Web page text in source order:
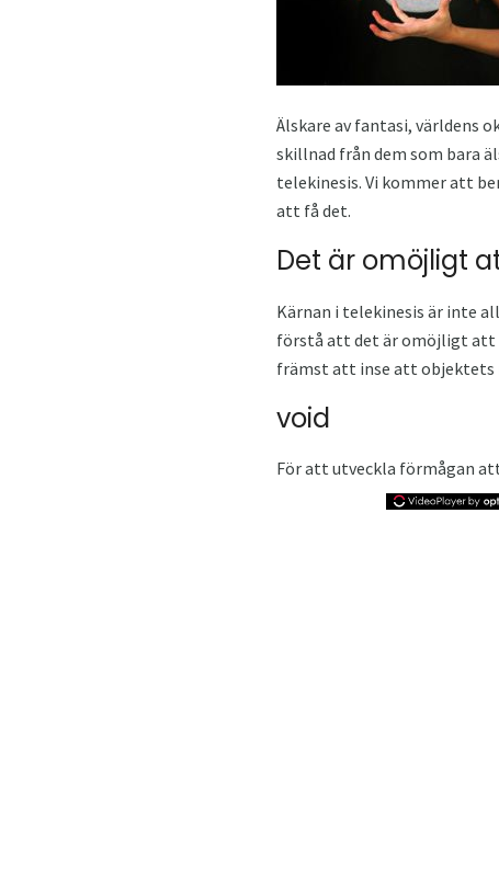
Älskare av fantasi, världens
skillnad från dem som bara
telekinesis. Vi kommer att
att få det.
Det är omöjligt
Kärnan i telekinesis är inte
förstå att det är omöjligt att
främst att inse att objektets
void
För att utveckla förmågan